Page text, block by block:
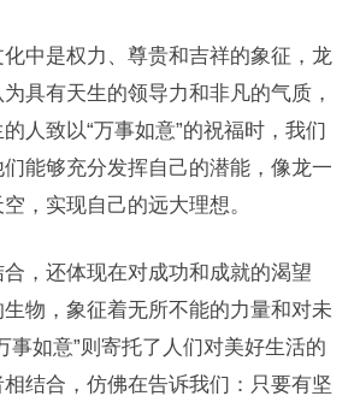
中是权力、尊贵和吉祥的象征，龙
具有天生的领导力和非凡的气质，
人致以“万事如意”的祝福时，我们
能够充分发挥自己的潜能，像龙一
，实现自己的远大理想。
，还体现在对成功和成就的渴望
生物，象征着无所不能的力量和对未
事如意”则寄托了人们对美好生活的
结合，仿佛在告诉我们：只要有坚